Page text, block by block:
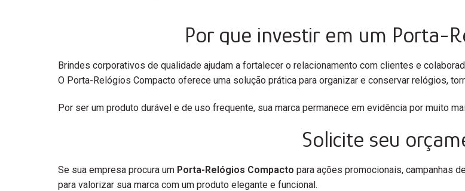
Por que investir em um Porta-
Brindes corporativos de qualidade ajudam a fortalecer o relacionamento com clientes e
O Porta-Relógios Compacto oferece uma solução prática para organizar e conservar relógios,
Por ser um produto durável e de uso frequente, sua marca permanece em evidência por muito
Solicite seu
Se sua empresa procura um Porta-Relógios Compacto para ações promocionais, campanhas
para valorizar sua marca com um produto elegante e funcional.